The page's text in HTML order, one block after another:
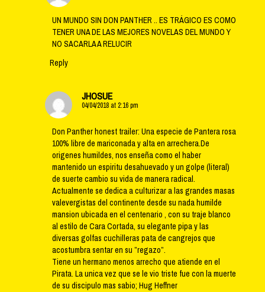
UN MUNDO SIN DON PANTHER .. ES TRÁGICO ES COMO
TENER UNA DE LAS MEJORES NOVELAS DEL MUNDO Y
NO SACARLA A RELUCIR
Reply
JHOSUE
04/04/2018 at 2:16 pm
Don Panther honest trailer: Una especie de Pantera rosa
100% libre de mariconada y alta en arrechera.De
origenes humildes, nos enseña como el haber
mantenido un espiritu desahuevado y un golpe (literal)
de suerte cambio su vida de manera radical.
Actualmente se dedica a culturizar a las grandes masas
valevergistas del continente desde su nada humilde
mansion ubicada en el centenario , con su traje blanco
al estilo de Cara Cortada, su elegante pipa y las
diversas golfas cuchilleras pata de cangrejos que
acostumbra sentar en su ”regazo”.
Tiene un hermano menos arrecho que atiende en el
Pirata. La unica vez que se le vio triste fue con la muerte
de su discipulo mas sabio; Hug Heffner